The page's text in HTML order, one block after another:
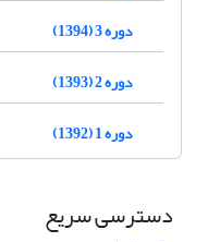
دوره 3 (1394)
دوره 2 (1393)
دوره 1 (1392)
دسترسی سریع